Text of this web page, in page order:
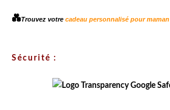
💑Trouvez votre cadeau personnalisé pour maman
Sécurité :